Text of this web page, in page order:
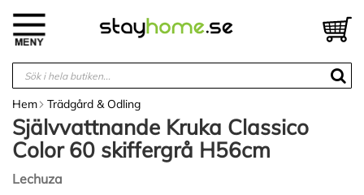
innehållet
Hem Trädgård & Odling
Självvattnande Kruka Classico
Color 60 skiffergrå H56cm
Lechuza